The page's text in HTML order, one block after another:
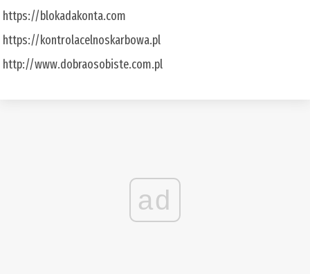
https://blokadakonta.com
https://kontrolacelnoskarbowa.pl
http://www.dobraosobiste.com.pl
ad